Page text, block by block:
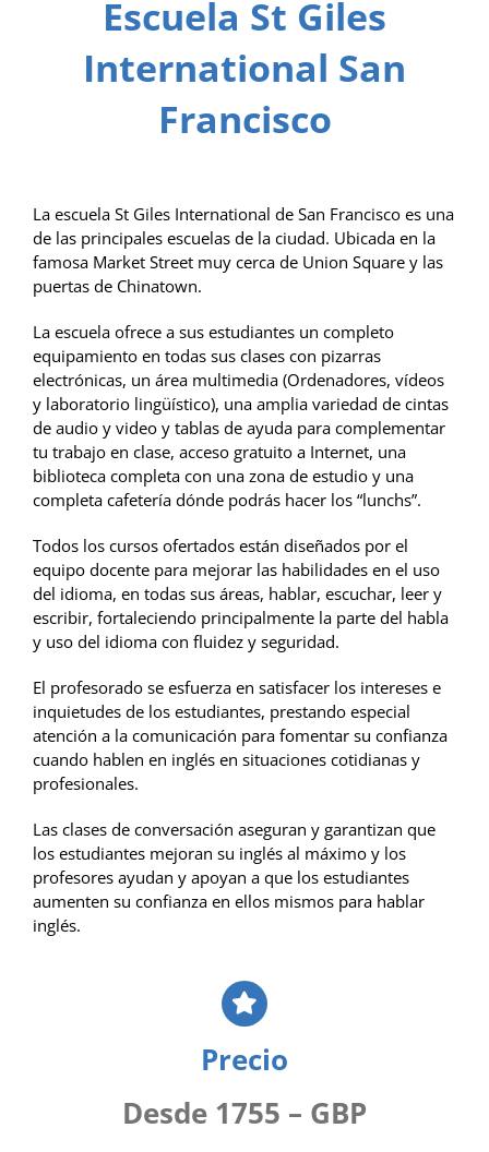
Escuela St Giles
International San
Francisco
La escuela St Giles International de San Francisco es una
de las principales escuelas de la ciudad. Ubicada en la
famosa Market Street muy cerca de Union Square y las
puertas de Chinatown.
La escuela ofrece a sus estudiantes un completo
equipamiento en todas sus clases con pizarras
electrónicas, un área multimedia (Ordenadores, vídeos
y laboratorio lingüístico), una amplia variedad de cintas
de audio y video y tablas de ayuda para complementar
tu trabajo en clase, acceso gratuito a Internet, una
biblioteca completa con una zona de estudio y una
completa cafetería dónde podrás hacer los “lunchs”.
Todos los cursos ofertados están diseñados por el
equipo docente para mejorar las habilidades en el uso
del idioma, en todas sus áreas, hablar, escuchar, leer y
escribir, fortaleciendo principalmente la parte del habla
y uso del idioma con fluidez y seguridad.
El profesorado se esfuerza en satisfacer los intereses e
inquietudes de los estudiantes, prestando especial
atención a la comunicación para fomentar su confianza
cuando hablen en inglés en situaciones cotidianas y
profesionales.
Las clases de conversación aseguran y garantizan que
los estudiantes mejoran su inglés al máximo y los
profesores ayudan y apoyan a que los estudiantes
aumenten su confianza en ellos mismos para hablar
inglés.
Precio
Desde 1755 – GBP